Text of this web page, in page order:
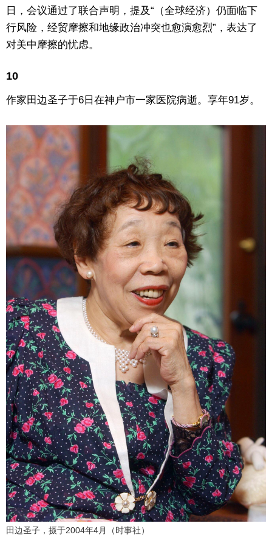
日，会议通过了联合声明，提及“（全球经济）仍面临下
行风险，经贸摩擦和地缘政治冲突也愈演愈烈”，表达了
对美中摩擦的忧虑。
10
作家田边圣子于6日在神户市一家医院病逝。享年91岁。
田边圣子，摄于2004年4月（时事社）